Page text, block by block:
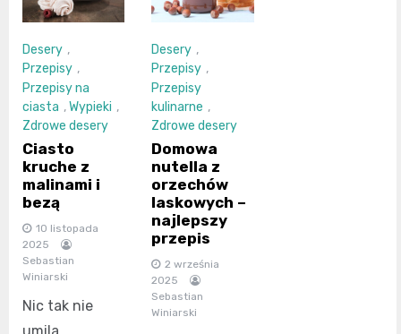
Desery ,
Przepisy ,
Przepisy na
ciasta ,Wypieki ,
Zdrowe desery
Ciasto
kruche z
malinami i
bezą
10 listopada
2025
Sebastian
Winiarski
Nic tak nie
Desery ,
Przepisy ,
Przepisy
kulinarne ,
Zdrowe desery
Domowa
nutella z
orzechów
laskowych –
najlepszy
przepis
2 września
2025
Sebastian
Winiarski